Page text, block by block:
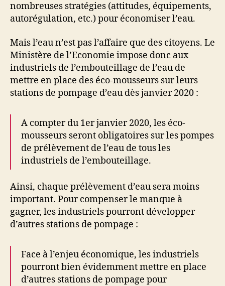
nombreuses stratégies (attitudes, équipements,
autorégulation, etc.) pour économiser l’eau.
Mais l’eau n’est pas l’affaire que des citoyens. Le
Ministère de l’Economie impose donc aux
industriels de l’embouteillage de l’eau de
mettre en place des éco-mousseurs sur leurs
stations de pompage d’eau dès janvier 2020 :
A compter du 1er janvier 2020, les éco-
mousseurs seront obligatoires sur les pompes
de prélèvement de l’eau de tous les
industriels de l’embouteillage.
Ainsi, chaque prélèvement d’eau sera moins
important. Pour compenser le manque à
gagner, les industriels pourront développer
d’autres stations de pompage :
Face à l’enjeu économique, les industriels
pourront bien évidemment mettre en place
d’autres stations de pompage pour